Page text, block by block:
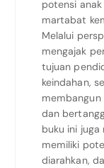
potensi
martabat
Melalui
mengajak
tujuan
keindahan,
dan
buku ini
memiliki
diarahkan,